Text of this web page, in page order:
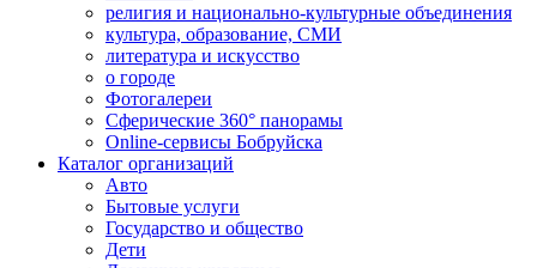
религия и национально-культурные объединения
культура, образование, СМИ
литература и искусство
о городе
Фотогалереи
Сферические 360° панорамы
Online-сервисы Бобруйска
Каталог организаций
Авто
Бытовые услуги
Государство и общество
Дети